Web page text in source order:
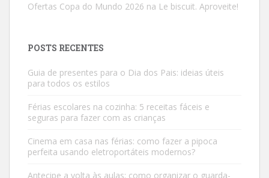
Ofertas Copa do Mundo 2026 na Le biscuit. Aproveite!
POSTS RECENTES
Guia de presentes para o Dia dos Pais: ideias úteis
para todos os estilos
Férias escolares na cozinha: 5 receitas fáceis e
seguras para fazer com as crianças
Cinema em casa nas férias: como fazer a pipoca
perfeita usando eletroportáteis modernos?
Antecipe a volta às aulas: como organizar o guarda-